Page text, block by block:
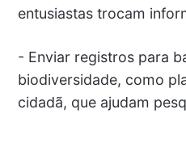
entusiastas trocam
- Enviar registros para
biodiversidade, como
cidadã, que ajudam